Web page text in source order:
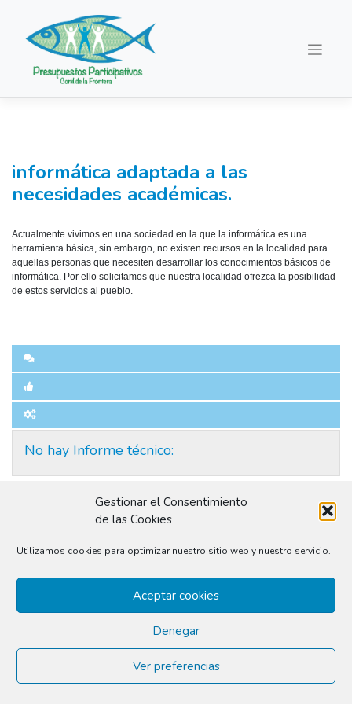
Gestionar el Consentimiento
de las Cookies
Utilizamos cookies para optimizar nuestro sitio web y nuestro servicio.
Aceptar cookies
Denegar
Ver preferencias
contenido
informática adaptada a las
necesidades académicas.
Actualmente vivimos en una sociedad en la que la informática es una
herramienta básica, sin embargo, no existen recursos en la localidad para
aquellas personas que necesiten desarrollar los conocimientos básicos de
informática. Por ello solicitamos que nuestra localidad ofrezca la posibilidad
de estos servicios al pueblo.
No hay Informe técnico:
Delibera City Thinking S.L.